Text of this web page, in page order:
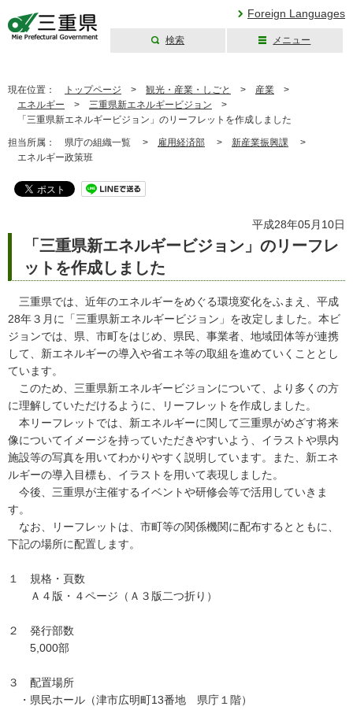
Foreign Languages
検索 メニュー
現在位置： トップページ > 観光・産業・しごと > 産業 >
エネルギー > 三重県新エネルギービジョン >
「三重県新エネルギービジョン」のリーフレットを作成しました
担当所属： 県庁の組織一覧 > 雇用経済部 > 新産業振興課 >
エネルギー政策班
平成28年05月10日
「三重県新エネルギービジョン」のリーフレ
ットを作成しました
三重県では、近年のエネルギーをめぐる環境変化をふまえ、平成
28年３月に「三重県新エネルギービジョン」を改定しました。本ビ
ジョンでは、県、市町をはじめ、県民、事業者、地域団体等が連携
して、新エネルギーの導入や省エネ等の取組を進めていくこととし
ています。
このため、三重県新エネルギービジョンについて、より多くの方
に理解していただけるように、リーフレットを作成しました。
本リーフレットでは、新エネルギーに関して三重県がめざす将来
像についてイメージを持っていただきやすいよう、イラストや県内
施設等の写真を用いてわかりやすく説明しています。また、新エネ
ルギーの導入目標も、イラストを用いて表現しました。
今後、三重県が主催するイベントや研修会等で活用していきま
す。
なお、リーフレットは、市町等の関係機関に配布するとともに、
下記の場所に配置します。
１ 規格・頁数
Ａ４版・４ページ（Ａ３版二つ折り）
２ 発行部数
5,000部
３ 配置場所
・県民ホール（津市広明町13番地 県庁１階）